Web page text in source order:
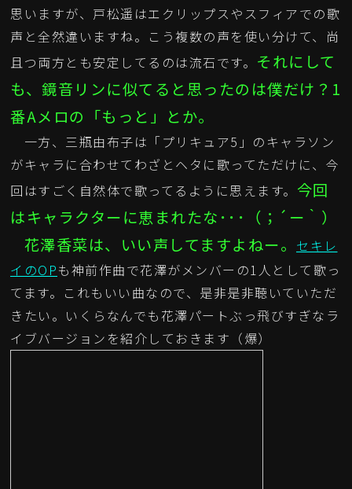
思いますが、戸松遥はエクリップスやスフィアでの歌
声と全然違いますね。こう複数の声を使い分けて、尚
且つ両方とも安定してるのは流石です。 それにして
も、鏡音リンに似てると思ったのは僕だけ？1
番Aメロの「もっと」とか。
一方、三瓶由布子は「プリキュア5」のキャラソン
がキャラに合わせてわざとヘタに歌ってただけに、今
回はすごく自然体で歌ってるように思えます。 今回
はキャラクターに恵まれたな･･･（；´ー｀）
花澤香菜は、いい声してますよねー。 セキレ
イのOPも神前作曲で花澤がメンバーの1人として歌っ
てます。これもいい曲なので、是非是非聴いていただ
きたい。いくらなんでも花澤パートぶっ飛びすぎなラ
イブバージョンを紹介しておきます（爆）